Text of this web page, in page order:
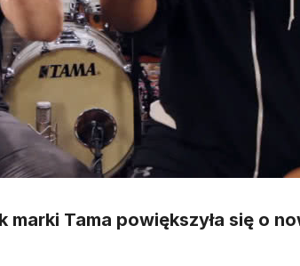
marki Tama powiększyła się o